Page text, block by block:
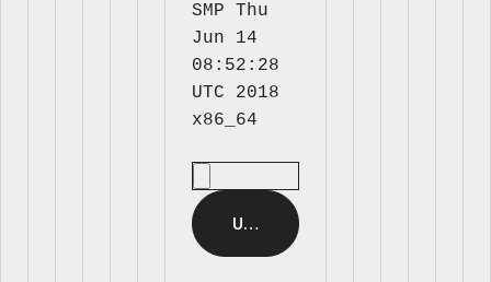
SMP Thu
Jun 14
08:52:28
UTC 2018